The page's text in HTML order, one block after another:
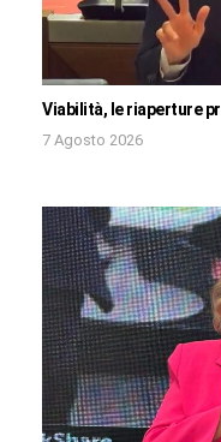
Viabilità, le riaperture
7 Agosto 2026